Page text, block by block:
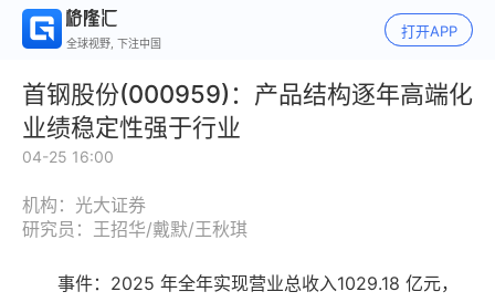
全球视野, 下注中国
打开APP
首钢股份(000959)：产品结构逐年高端化
业绩稳定性强于行业
04-25 16:00
机构：光大证券
研究员：王招华/戴默/王秋琪
事件：2025 年全年实现营业总收入1029.18 亿元，